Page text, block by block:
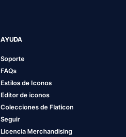
AYUDA
Soporte
FAQs
Estilos de Iconos
Editor de iconos
Colecciones de Flaticon
Seguir
Licencia Merchandising